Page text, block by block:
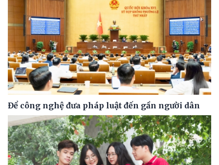
Để công nghệ đưa pháp luật đến gần người dân